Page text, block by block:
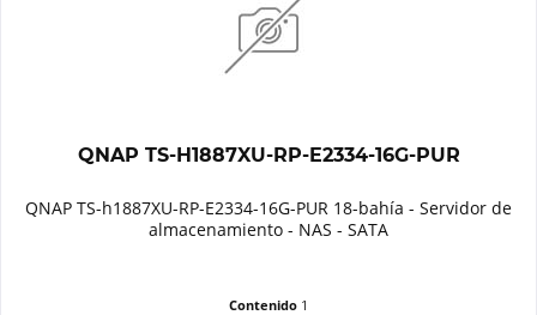
QNAP TS-H1887XU-RP-E2334-16G-PUR
QNAP TS-h1887XU-RP-E2334-16G-PUR 18-bahía - Servidor de
almacenamiento - NAS - SATA
Contenido 1